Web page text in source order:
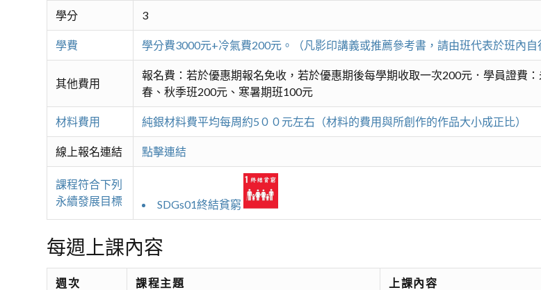
學分 3
學費 學分費3000元+冷氣費200元。（凡影印講義或推薦參考書，請由班代表於班內自
其他費用
報名費：若於優惠期報名免收，若於優惠期後每學期收取一次200元．學員證費
春、秋季班200元、寒暑期班100元
材料費用 純銀材料費平均每周約5００元左右（材料的費用與所創作的作品大小成正比）
線上報名連結 點擊連結
課程符合下列
永續發展目標
SDGs01終結貧窮
每週上課內容
週次 課程主題 上課內容